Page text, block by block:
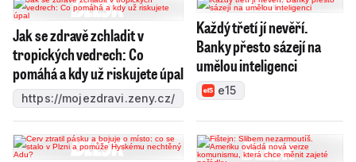
Jak se zdravě zchladit v
tropických vedrech: Co
pomáhá a kdy už riskujete úpal
https://mojezdravi.zeny.cz/
Každý třetí jí nevěří.
Banky přesto sázejí na
umělou inteligenci
e15